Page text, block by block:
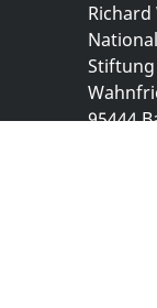
Stiftung
95444